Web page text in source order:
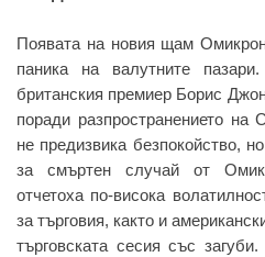
Появата на новия щам
паника на валутните
британския премиер Борис
поради разпространението на
не предизвика безпокойство,
за смъртен случай от
отчетоха по-висока
за търговия, както и
търговската сесия със